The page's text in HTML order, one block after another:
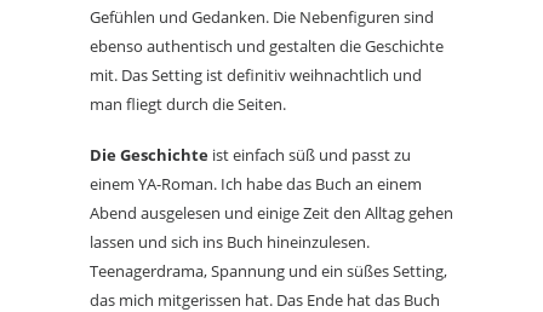
Gefühlen und Gedanken. Die Nebenfiguren sind
ebenso authentisch und gestalten die Geschichte
mit. Das Setting ist definitiv weihnachtlich und
man fliegt durch die Seiten.
Die Geschichte ist einfach süß und passt zu
einem YA-Roman. Ich habe das Buch an einem
Abend ausgelesen und einige Zeit den Alltag gehen
lassen und sich ins Buch hineinzulesen.
Teenagerdrama, Spannung und ein süßes Setting,
das mich mitgerissen hat. Das Ende hat das Buch